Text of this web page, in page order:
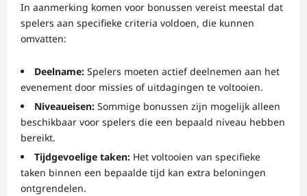
In aanmerking komen voor bonussen vereist meestal dat
spelers aan specifieke criteria voldoen, die kunnen
omvatten:
Deelname: Spelers moeten actief deelnemen aan het
evenement door missies of uitdagingen te voltooien.
Niveaueisen: Sommige bonussen zijn mogelijk alleen
beschikbaar voor spelers die een bepaald niveau hebben
bereikt.
Tijdgevoelige taken: Het voltooien van specifieke
taken binnen een bepaalde tijd kan extra beloningen
ontgrendelen.